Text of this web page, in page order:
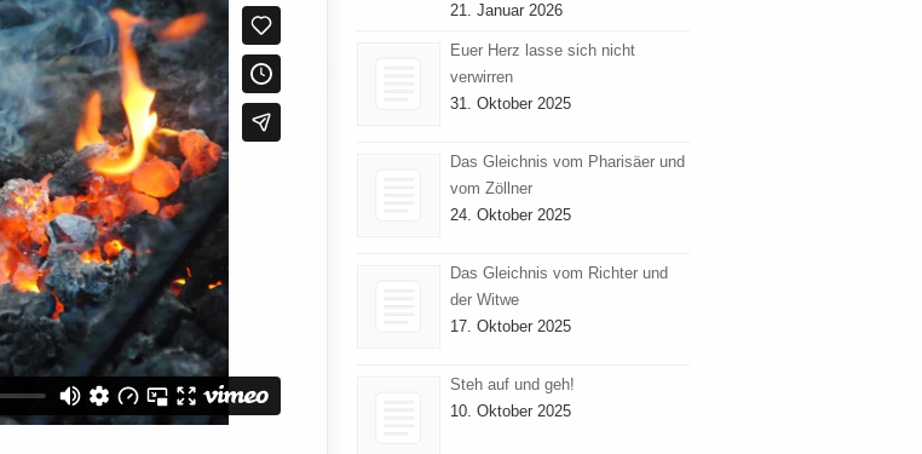
21. Januar 2026
Euer Herz lasse sich nicht
verwirren
31. Oktober 2025
Das Gleichnis vom Pharisäer und
vom Zöllner
24. Oktober 2025
Das Gleichnis vom Richter und
der Witwe
17. Oktober 2025
Steh auf und geh!
10. Oktober 2025